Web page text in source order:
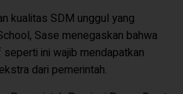
kualitas SDM unggul yang
Sase menegaskan bahwa
ini wajib mendapatkan
dari pemerintah.